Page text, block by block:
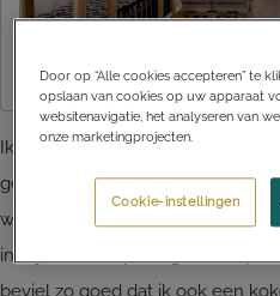
Ik kende Mymuesli al wel, maar
geproefd. Toen dit Duitse
winkel in Utrecht opende, kwam
in. Tijdens de openingsavond
beviel zo goed dat ik ook een
Door op “Alle cookies accepteren” te
opslaan van cookies op uw apparaat
websitenavigatie, het analyseren van
onze marketingprojecten.
Cookie-instellingen